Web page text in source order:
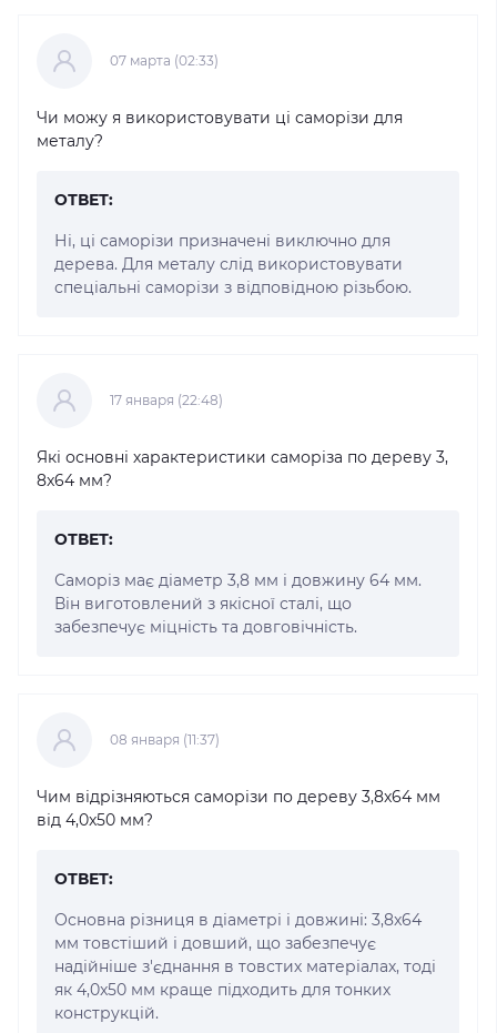
07 марта (02:33)
Чи можу я використовувати ці саморізи для
металу?
ОТВЕТ:
Ні, ці саморізи призначені виключно для
дерева. Для металу слід використовувати
спеціальні саморізи з відповідною різьбою.
17 января (22:48)
Які основні характеристики саморіза по дереву 3,
8x64 мм?
ОТВЕТ:
Саморіз має діаметр 3,8 мм і довжину 64 мм.
Він виготовлений з якісної сталі, що
забезпечує міцність та довговічність.
08 января (11:37)
Чим відрізняються саморізи по дереву 3,8x64 мм
від 4,0x50 мм?
ОТВЕТ:
Основна різниця в діаметрі і довжині: 3,8x64
мм товстіший і довший, що забезпечує
надійніше з'єднання в товстих матеріалах, тоді
як 4,0x50 мм краще підходить для тонких
конструкцій.